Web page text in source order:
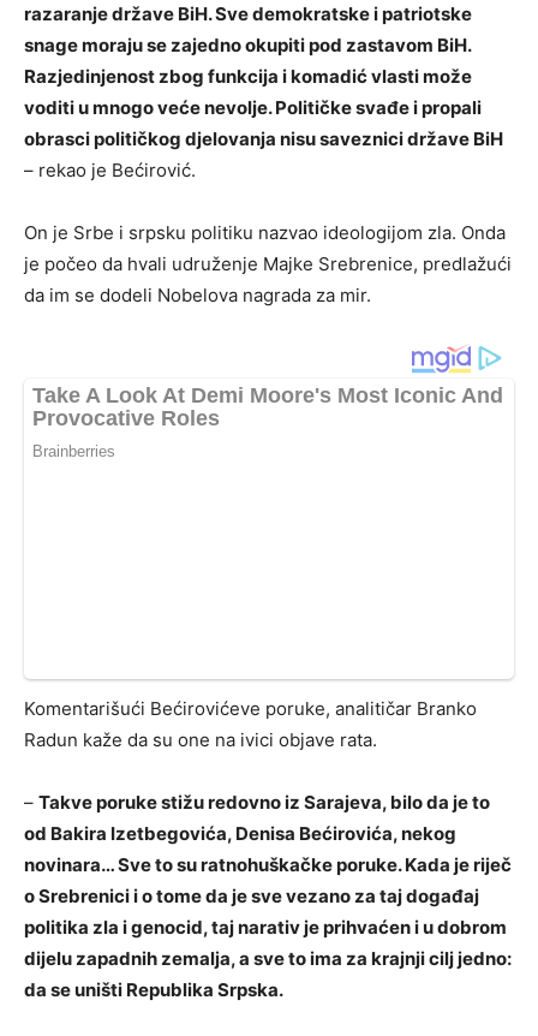
razaranje države BiH. Sve demokratske i patriotske
snage moraju se zajedno okupiti pod zastavom BiH.
Razjedinjenost zbog funkcija i komadić vlasti može
voditi u mnogo veće nevolje. Političke svađe i propali
obrasci političkog djelovanja nisu saveznici države BiH
– rekao je Bećirović.
On je Srbe i srpsku politiku nazvao ideologijom zla. Onda
je počeo da hvali udruženje Majke Srebrenice, predlažući
da im se dodeli Nobelova nagrada za mir.
Komentarišući Bećirovićeve poruke, analitičar Branko
Radun kaže da su one na ivici objave rata.
– Takve poruke stižu redovno iz Sarajeva, bilo da je to
od Bakira Izetbegovića, Denisa Bećirovića, nekog
novinara… Sve to su ratnohuškačke poruke. Kada je riječ
o Srebrenici i o tome da je sve vezano za taj događaj
politika zla i genocid, taj narativ je prihvaćen i u dobrom
dijelu zapadnih zemalja, a sve to ima za krajnji cilj jedno:
da se uništi Republika Srpska.